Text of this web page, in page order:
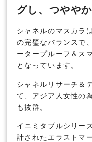
グし、つやや
シャネルのマスカラ
の完璧なバランスで
ータープルーフ＆ス
となっています。
シャネルリサーチ＆
て、アジア人女性の
も抜群。
イニミタブルシリー
計されたエラストマ